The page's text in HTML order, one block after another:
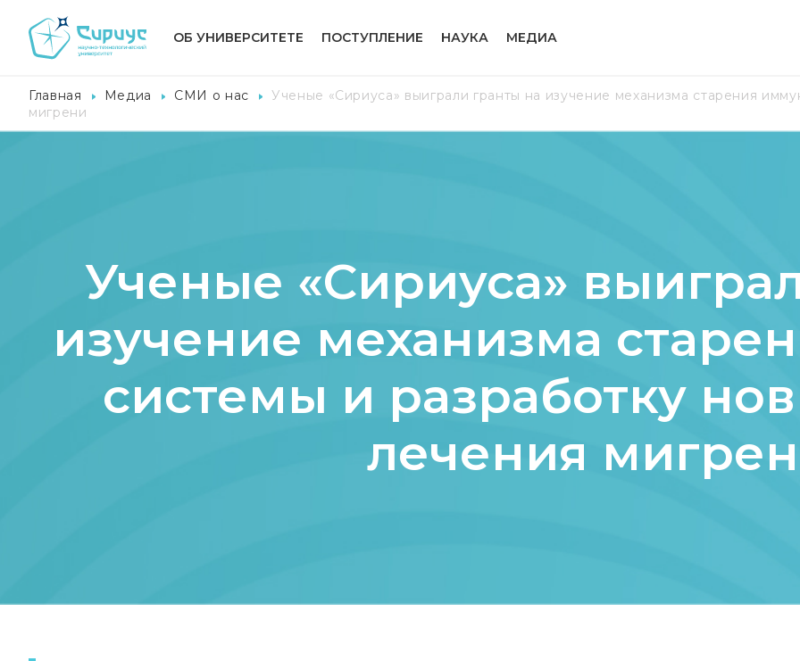
ОБ УНИВЕРСИТЕТЕ ПОСТУПЛЕНИЕ НАУКА МЕДИА
Главная Медиа СМИ о нас
Ученые «Сириуса» выиграли гранты на изучение механизма старения
мигрени
Ученые «Сириуса»
изучение механизма
системы и разработку
лечения